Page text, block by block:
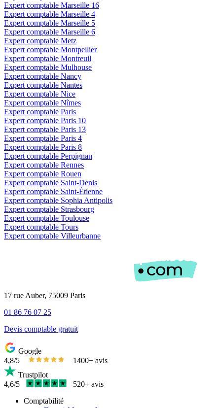
Expert comptable Marseille 16
Expert comptable Marseille 4
Expert comptable Marseille 5
Expert comptable Marseille 6
Expert comptable Metz
Expert comptable Montpellier
Expert comptable Montreuil
Expert comptable Mulhouse
Expert comptable Nancy
Expert comptable Nantes
Expert comptable Nice
Expert comptable Nîmes
Expert comptable Paris
Expert comptable Paris 10
Expert comptable Paris 13
Expert comptable Paris 4
Expert comptable Paris 8
Expert comptable Perpignan
Expert comptable Rennes
Expert comptable Rouen
Expert comptable Saint-Denis
Expert comptable Saint-Étienne
Expert comptable Sophia Antipolis
Expert comptable Strasbourg
Expert comptable Toulouse
Expert comptable Tours
Expert comptable Villeurbanne
17 rue Auber, 75009 Paris
01 86 76 07 25
Devis comptable gratuit
Google
4,8/5
1400+ avis
Trustpilot
4,6/5
520+ avis
Comptabilité